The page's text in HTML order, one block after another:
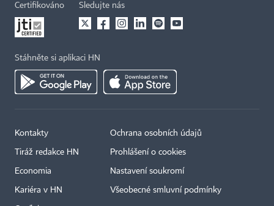
Certifikováno Sledujte nás
Stáhněte si aplikaci HN
Kontakty
Tiráž redakce HN
Economia
Kariéra v HN
Ochrana osobních údajů
Prohlášení o cookies
Nastavení soukromí
Všeobecné smluvní podmínky